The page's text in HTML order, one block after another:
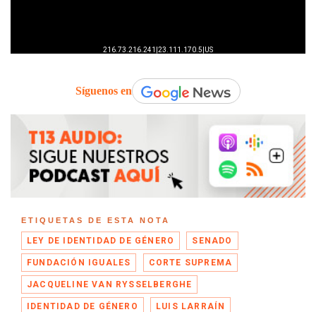
Síguenos en
ETIQUETAS DE ESTA NOTA
LEY DE IDENTIDAD DE GÉNERO SENADO
FUNDACIÓN IGUALES CORTE SUPREMA
JACQUELINE VAN RYSSELBERGHE
IDENTIDAD DE GÉNERO LUIS LARRAÍN